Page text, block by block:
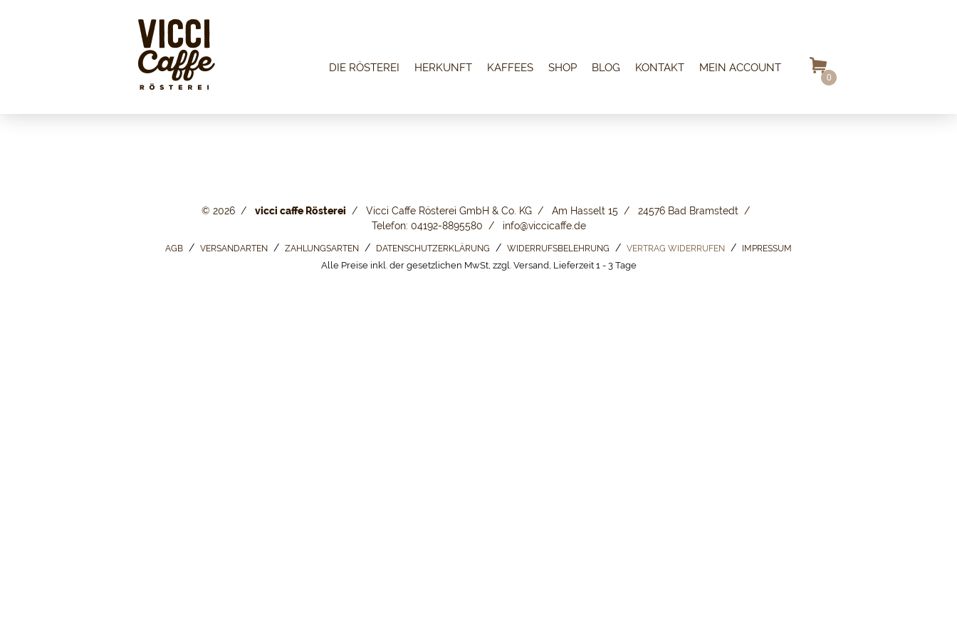
DIE RÖSTEREI HERKUNFT KAFFEES SHOP BLOG KONTAKT MEIN ACCOUNT
0
© 2026 vicci caffe Rösterei Vicci Caffe Rösterei GmbH & Co. KG Am Hasselt 15
24576 Bad Bramstedt
Telefon: 04192-8895580
info@viccicaffe.de
AGB VERSANDARTEN ZAHLUNGSARTEN DATENSCHUTZERKLÄRUNG WIDERRUFSBELEHRUNG VERTRAG WIDERRUFEN IMPRESSUM
Alle Preise inkl. der gesetzlichen MwSt, zzgl. Versand, Lieferzeit 1 - 3 Tage